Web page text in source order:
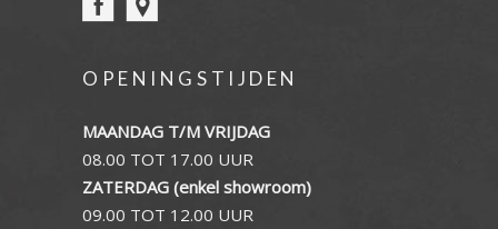
OPENINGSTIJDEN
MAANDAG T/M VRIJDAG
08.00 TOT 17.00 UUR
ZATERDAG (enkel showroom)
09.00 TOT 12.00 UUR